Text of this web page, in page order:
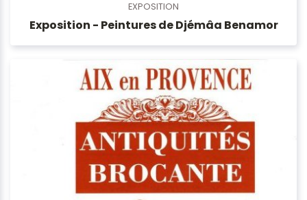
EXPOSITION
Exposition - Peintures de Djémâa Benamor